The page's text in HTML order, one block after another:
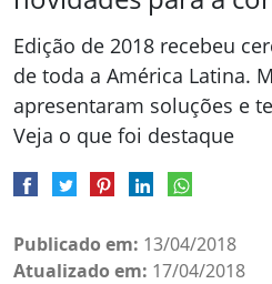
Edição de 2018 recebeu
de toda a América Latina.
apresentaram soluções e
Veja o que foi destaque
Publicado em: 13/04/2018
Atualizado em: 17/04/2018